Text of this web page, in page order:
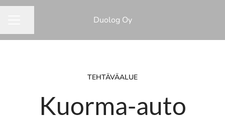
Duolog Oy
TEHTÄVÄALUE
Kuorma-auto